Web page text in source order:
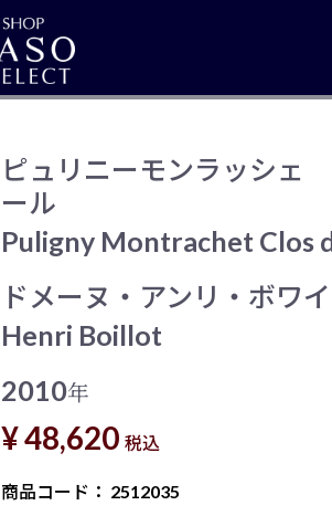
ピュリニーモンラッシェ
ール
Puligny Montrachet Clos
ドメーヌ・アンリ・ボワ
Henri Boillot
2010年
¥ 48,620 税込
商品コード： 2512035